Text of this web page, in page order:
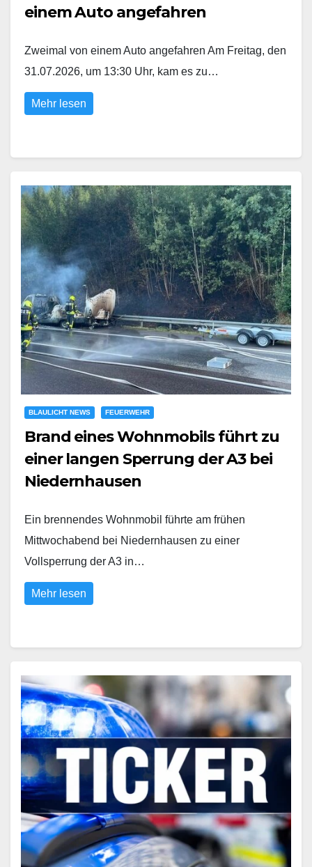
einem Auto angefahren
Zweimal von einem Auto angefahren Am Freitag, den
31.07.2026, um 13:30 Uhr, kam es zu…
Mehr lesen
BLAULICHT NEWS FEUERWEHR
Brand eines Wohnmobils führt zu
einer langen Sperrung der A3 bei
Niedernhausen
Ein brennendes Wohnmobil führte am frühen
Mittwochabend bei Niedernhausen zu einer
Vollsperrung der A3 in…
Mehr lesen